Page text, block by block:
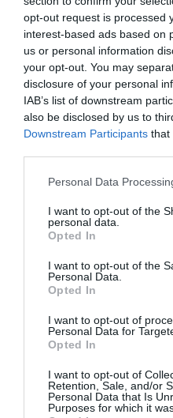
opt-out request is processed
interest-based ads based on
us or personal information
your opt-out. You may
disclosure of your personal
IAB’s list of downstream
also be disclosed by us to
Downstream Participants that
Personal Data
I want to opt-out of the
personal data.
Opted In
I want to opt-out of the
Personal Data.
Opted In
I want to opt-out of
Personal Data for
Opted In
I want to opt-out of
Retention, Sale, and/or
Personal Data that Is
Purposes for which it
En français, dans le titre, on
Pas “rejoignant” [🤔?]
tarasboulaba a commenté :
Et bien cela alors. Moi qui
Excellente nouvelle pour
donné pour les prix d’été
paris et Francfort
LAISSER UN
FAIRE